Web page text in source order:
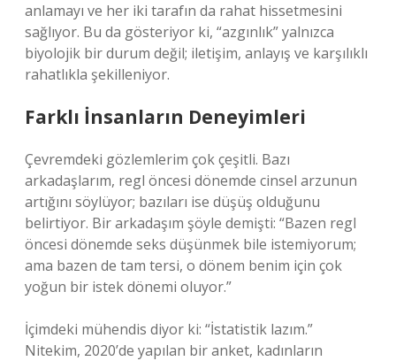
anlamayı ve her iki tarafın da rahat hissetmesini
sağlıyor. Bu da gösteriyor ki, “azgınlık” yalnızca
biyolojik bir durum değil; iletişim, anlayış ve karşılıklı
rahatlıkla şekilleniyor.
Farklı İnsanların Deneyimleri
Çevremdeki gözlemlerim çok çeşitli. Bazı
arkadaşlarım, regl öncesi dönemde cinsel arzunun
artığını söylüyor; bazıları ise düşüş olduğunu
belirtiyor. Bir arkadaşım şöyle demişti: “Bazen regl
öncesi dönemde seks düşünmek bile istemiyorum;
ama bazen de tam tersi, o dönem benim için çok
yoğun bir istek dönemi oluyor.”
İçimdeki mühendis diyor ki: “İstatistik lazım.”
Nitekim, 2020’de yapılan bir anket, kadınların